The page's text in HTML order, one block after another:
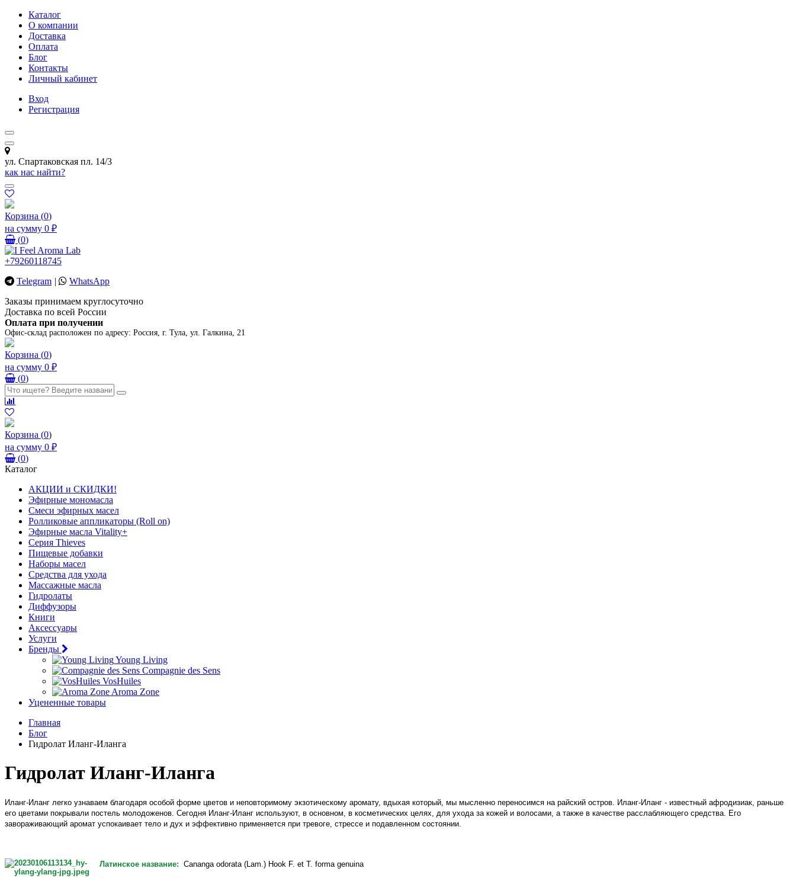
Каталог
О компании
Доставка
Оплата
Блог
Контакты
Личный кабинет
Вход
Регистрация
ул. Спартаковская пл. 14/3
как нас найти?
Корзина (0)
на сумму 0 ₽
(0)
+79260118745
Telegram |
WhatsApp
Заказы принимаем круглосуточно
Доставка по всей России
Оплата при получении
Офис-склад расположен по адресу: Россия, г. Тула, ул. Галкина, 21
Корзина (0)
на сумму 0 ₽
(0)
Корзина (0)
на сумму 0 ₽
(0)
Каталог
АКЦИИ и СКИДКИ!
Эфирные мономасла
Смеси эфирных масел
Ролликовые аппликаторы (Roll on)
Эфирные масла Vitality+
Серия Thieves
Пищевые добавки
Наборы масел
Средства для ухода
Массажные масла
Гидролаты
Диффузоры
Книги
Аксессуары
Услуги
Бренды
Young Living
Compagnie des Sens
VosHuiles
Aroma Zone
Уцененные товары
Главная
Блог
Гидролат Иланг-Иланга
Гидролат Иланг-Иланга
Иланг-Иланг легко узнаваем благодаря особой форме цветов и неповторимому экзотическому аромату, вдыхая который, мы мысленно переносимся на райский остров. Иланг-Иланг - известный афродизиак, раньше
его цветами покрывали постель молодоженов. Сегодня Иланг-Иланг используют, в основном, в косметических целях, для ухода за кожей и волосами, а также в качестве расслабляющего средства. Его
завораживающий аромат успокаивает тело и дух и эффективно применяется при тревоге, стрессе и подавленном состоянии.
Латинское название: Cananga odorata (Lam.) Hook F. et T. forma genuina